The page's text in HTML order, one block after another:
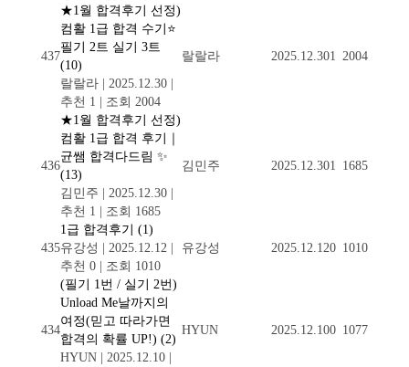
437
★1월 합격후기 선정)
컴활 1급 합격 수기⭐️
필기 2트 실기 3트
(10)
랄랄라 | 2025.12.30 |
추천 1 | 조회 2004
랄랄라 2025.12.301 2004
436
★1월 합격후기 선정)
컴활 1급 합격 후기｜
균쌤 합격다드림 ✨
(13)
김민주 | 2025.12.30 |
추천 1 | 조회 1685
김민주 2025.12.301 1685
435
1급 합격후기 (1)
유강성 | 2025.12.12 |
추천 0 | 조회 1010
유강성 2025.12.120 1010
434
(필기 1번 / 실기 2번)
Unload Me날까지의
여정(믿고 따라가면
합격의 확률 UP!) (2)
HYUN | 2025.12.10 |
HYUN 2025.12.100 1077